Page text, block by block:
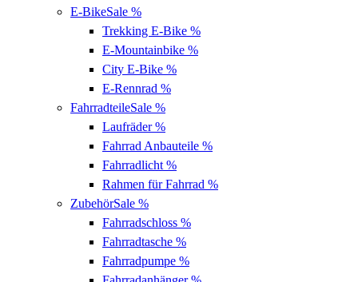
E-BikeSale %
Trekking E-Bike %
E-Mountainbike %
City E-Bike %
E-Rennrad %
FahrradteileSale %
Laufräder%
Fahrrad Anbauteile %
Fahrradlicht %
Rahmen für Fahrrad %
ZubehörSale %
Fahrradschloss %
Fahrradtasche %
Fahrradpumpe %